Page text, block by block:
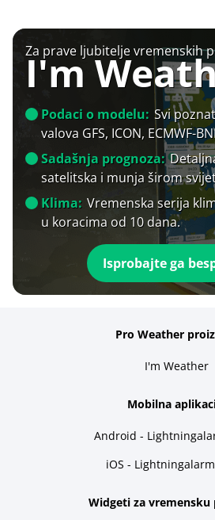
Za prave ljubitelje vremenskih
I'm
Podaci o modelu: Svi
valova GFS, ICON, ECMWF-
Sadašnja prognoza:
satelitska i munja širom
Klima: Vremenska serija
u koracima od 10 dana.
Isprobajte ga
Pro Weather
I'm Weather
Mobilna
Android -
iOS -
Widgeti za vremensku